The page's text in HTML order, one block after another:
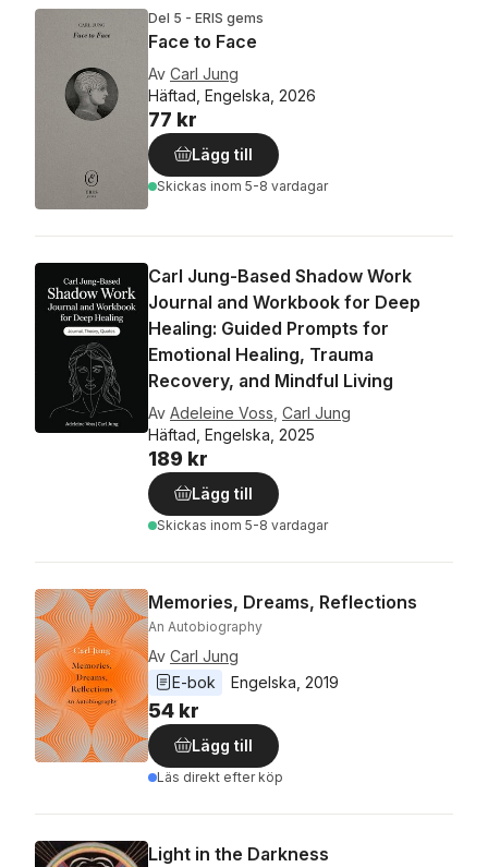
Del 5 - ERIS gems
Face to Face
Av Carl Jung
Häftad, Engelska, 2026
77 kr
Lägg till
Skickas inom 5-8 vardagar
Carl Jung-Based Shadow Work
Journal and Workbook for Deep
Healing: Guided Prompts for
Emotional Healing, Trauma
Recovery, and Mindful Living
Av Adeleine Voss Carl Jung
Häftad, Engelska, 2025
189 kr
Lägg till
Skickas inom 5-8 vardagar
Memories, Dreams, Reflections
An Autobiography
Av Carl Jung
E-bok
Engelska 2019
54 kr
Lägg till
Läs direkt efter köp
Light in the Darkness